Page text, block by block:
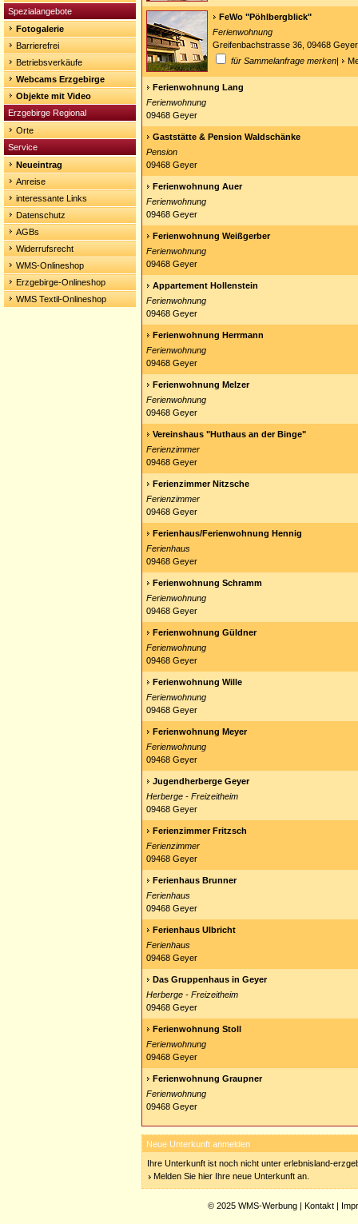
Spezialangebote
Fotogalerie
Barrierefrei
Betriebsverkäufe
Webcams Erzgebirge
Objekte mit Video
Erzgebirge Regional
Orte
Service
Neueintrag
Anreise
interessante Links
Datenschutz
AGBs
Widerrufsrecht
WMS-Onlineshop
Erzgebirge-Onlineshop
WMS Textil-Onlineshop
FeWo "Pöhlbergblick"
Ferienwohnung
Greifenbachstrasse 36, 09468 Geyer
für Sammelanfrage merken|
Ferienwohnung Lang
Ferienwohnung
09468 Geyer
Gaststätte & Pension Waldschänke
Pension
09468 Geyer
Ferienwohnung Auer
Ferienwohnung
09468 Geyer
Ferienwohnung Weißgerber
Ferienwohnung
09468 Geyer
Appartement Hollenstein
Ferienwohnung
09468 Geyer
Ferienwohnung Herrmann
Ferienwohnung
09468 Geyer
Ferienwohnung Melzer
Ferienwohnung
09468 Geyer
Vereinshaus "Huthaus an der Binge"
Ferienzimmer
09468 Geyer
Ferienzimmer Nitzsche
Ferienzimmer
09468 Geyer
Ferienhaus/Ferienwohnung Hennig
Ferienhaus
09468 Geyer
Ferienwohnung Schramm
Ferienwohnung
09468 Geyer
Ferienwohnung Güldner
Ferienwohnung
09468 Geyer
Ferienwohnung Wille
Ferienwohnung
09468 Geyer
Ferienwohnung Meyer
Ferienwohnung
09468 Geyer
Jugendherberge Geyer
Herberge - Freizeitheim
09468 Geyer
Ferienzimmer Fritzsch
Ferienzimmer
09468 Geyer
Ferienhaus Brunner
Ferienhaus
09468 Geyer
Ferienhaus Ulbricht
Ferienhaus
09468 Geyer
Das Gruppenhaus in Geyer
Herberge - Freizeitheim
09468 Geyer
Ferienwohnung Stoll
Ferienwohnung
09468 Geyer
Ferienwohnung Graupner
Ferienwohnung
09468 Geyer
Neue Unterkunft anmelden
Ihre Unterkunft ist noch nicht unter erlebnisland-
Melden Sie hier Ihre neue Unterkunft an.
© 2025 WMS-Werbung | Kontakt |